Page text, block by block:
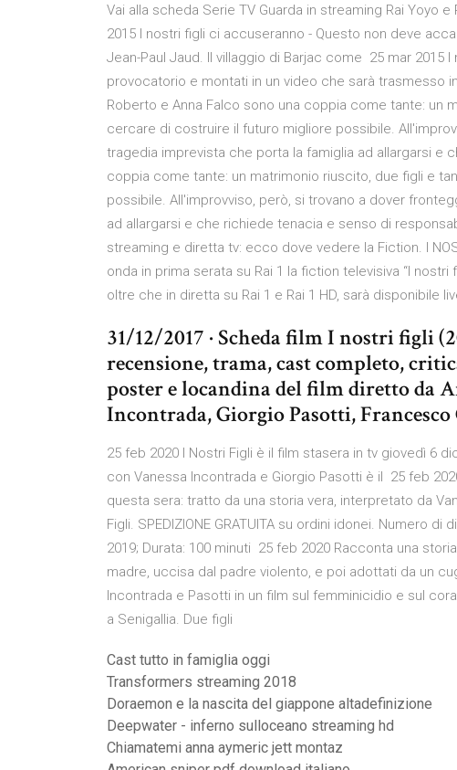
Vai alla scheda Serie TV Guarda in streaming Rai
2015 I nostri figli ci accuseranno - Questo non deve
Jean-Paul Jaud. Il villaggio di Barjac come 25 mar
provocatorio e montati in un video che sarà trasmesso
Roberto e Anna Falco sono una coppia come tante: un
cercare di costruire il futuro migliore possibile.
tragedia imprevista che porta la famiglia ad allargarsi e
coppia come tante: un matrimonio riuscito, due figli e
possibile. All'improvviso, però, si trovano a dover
ad allargarsi e che richiede tenacia e senso di
streaming e diretta tv: ecco dove vedere la Fiction. I
onda in prima serata su Rai 1 la fiction televisiva “I nostri
oltre che in diretta su Rai 1 e Rai 1 HD, sarà disponibile
31/12/2017 · Scheda film I nostri figli
recensione, trama, cast completo,
poster e locandina del film diretto da
Incontrada, Giorgio Pasotti,
25 feb 2020 I Nostri Figli è il film stasera in tv giovedì 6
con Vanessa Incontrada e Giorgio Pasotti è il 25 feb
questa sera: tratto da una storia vera, interpretato da
Figli. SPEDIZIONE GRATUITA su ordini idonei. Numero di
2019; Durata: 100 minuti 25 feb 2020 Racconta una
madre, uccisa dal padre violento, e poi adottati da un
Incontrada e Pasotti in un film sul femminicidio e sul
a Senigallia. Due figli
Cast tutto in famiglia oggi
Transformers streaming 2018
Doraemon e la nascita del giappone altadefinizione
Deepwater - inferno sulloceano streaming hd
Chiamatemi anna aymeric jett montaz